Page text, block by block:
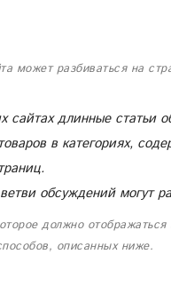
может разбиваться на
сайтах длинные статьи
в категориях,
обсуждений могут
должно отображаться
описанных ниже.